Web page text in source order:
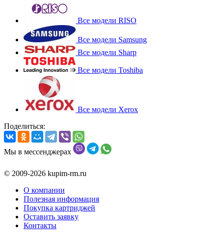
Все модели RISO
Все модели Samsung
Все модели Sharp
Все модели Toshiba
Все модели Xerox
Поделиться:
Мы в мессенджерах
© 2009-2026 kupim-rm.ru
О компании
Полезная информация
Покупка картриджей
Оставить заявку
Контакты